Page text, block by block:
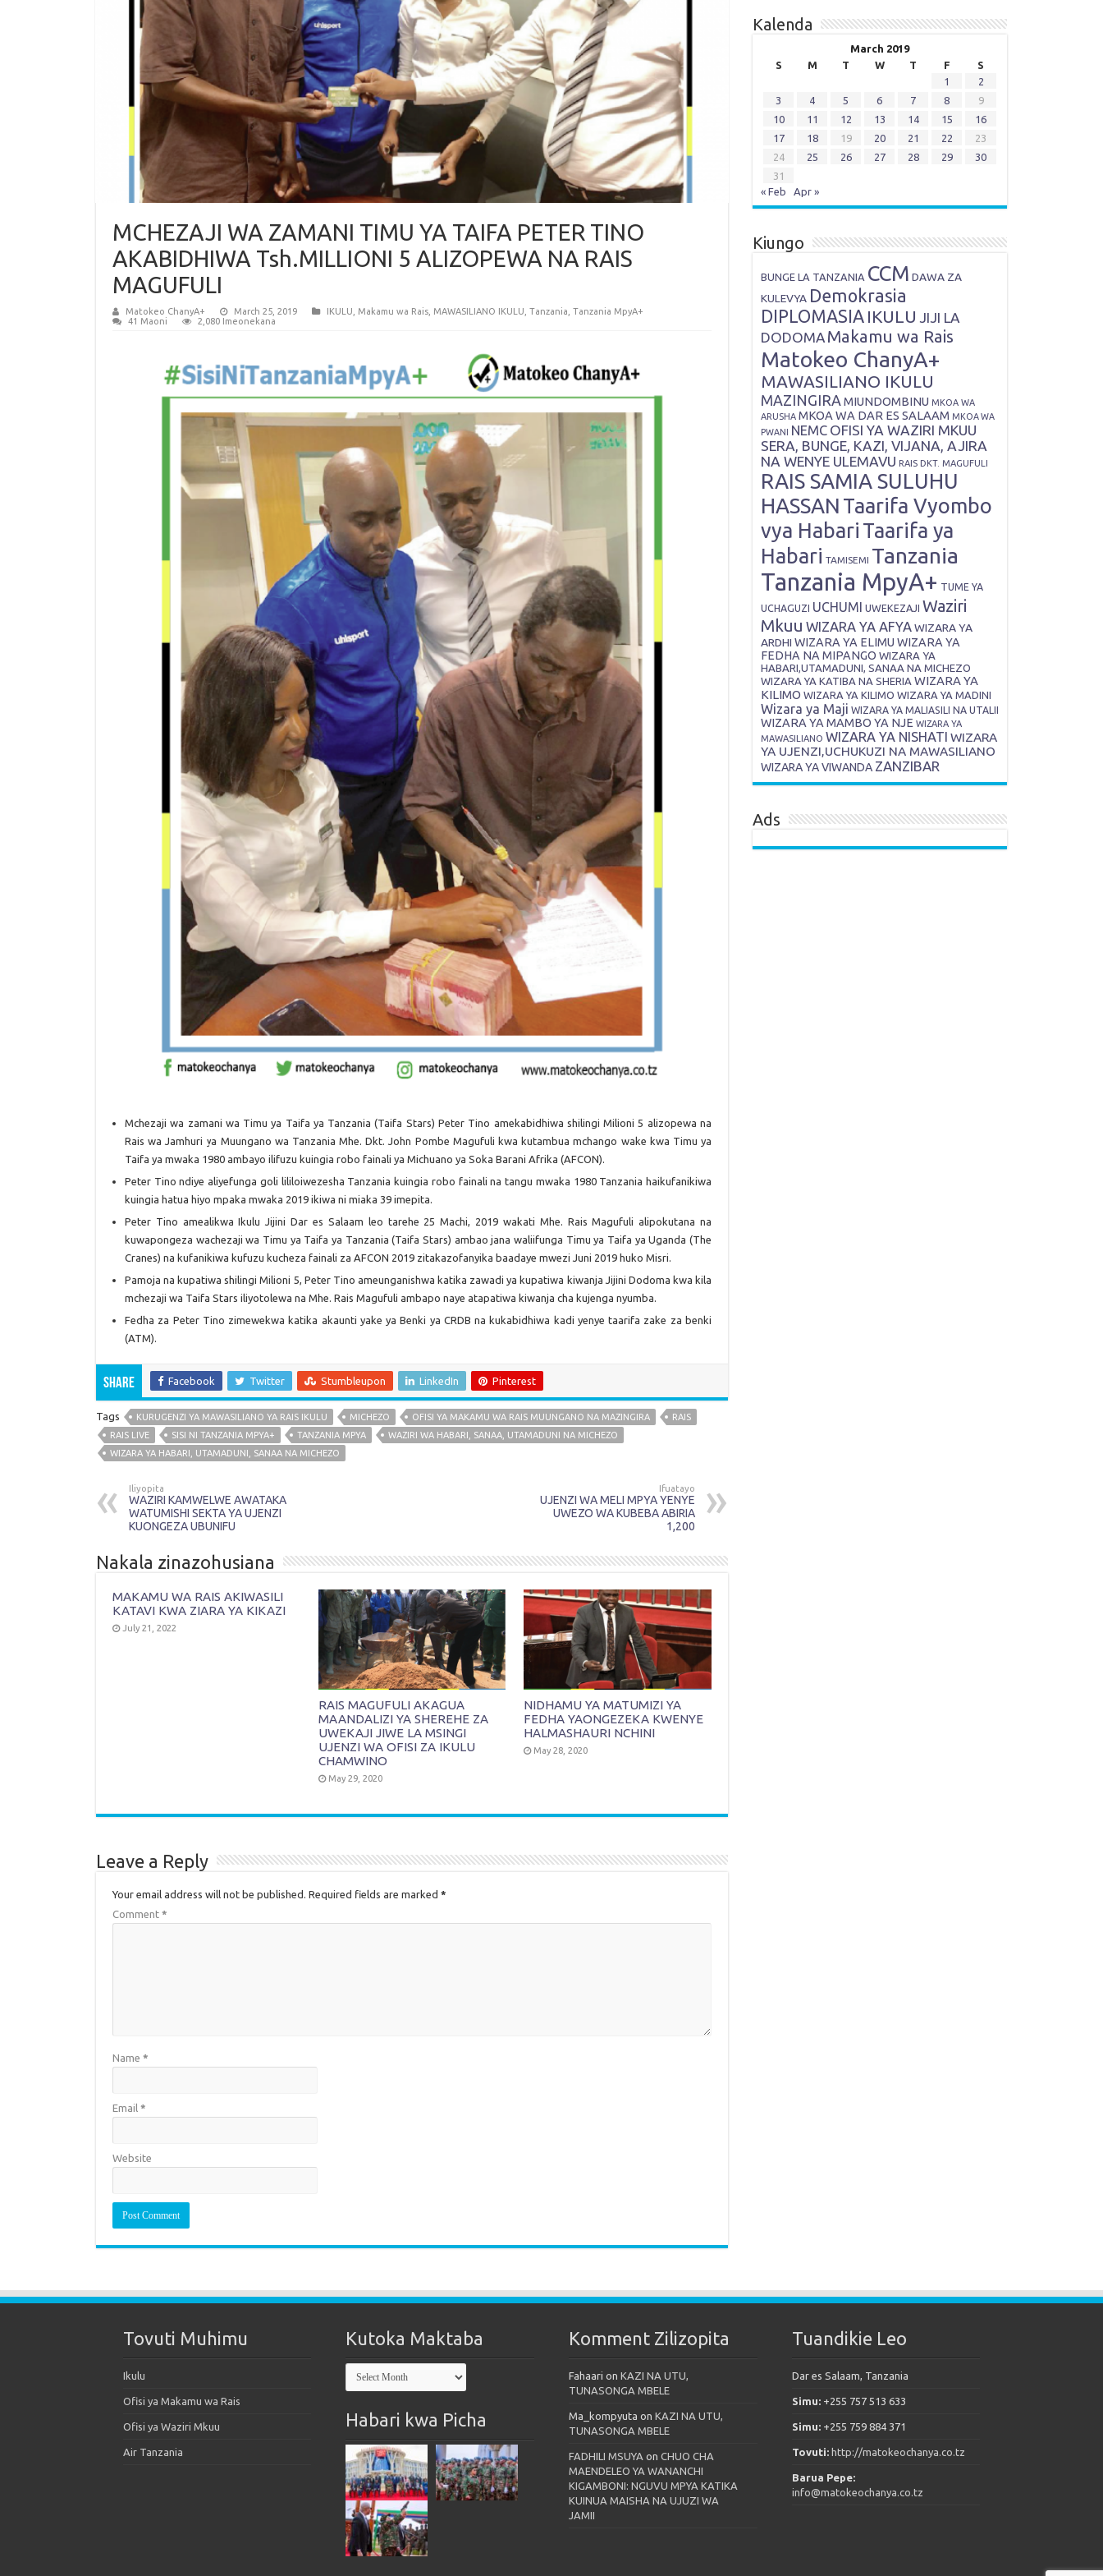
MCHEZAJI WA ZAMANI TIMU YA TAIFA PETER TINO
AKABIDHIWA Tsh.MILLIONI 5 ALIZOPEWA NA RAIS
MAGUFULI
Matokeo ChanyA+ March 25, 2019 IKULU Makamu wa Rais MAWASILIANO IKULU Tanzania Tanzania MpyA+
41 Maoni
2,080 Imeonekana
Mchezaji wa zamani wa Timu ya Taifa ya Tanzania (Taifa Stars) Peter Tino amekabidhiwa shilingi Milioni 5 alizopewa na
Rais wa Jamhuri ya Muungano wa Tanzania Mhe. Dkt. John Pombe Magufuli kwa kutambua mchango wake kwa Timu ya
Taifa ya mwaka 1980 ambayo ilifuzu kuingia robo fainali ya Michuano ya Soka Barani Afrika (AFCON).
Peter Tino ndiye aliyefunga goli lililoiwezesha Tanzania kuingia robo fainali na tangu mwaka 1980 Tanzania haikufanikiwa
kuingia hatua hiyo mpaka mwaka 2019 ikiwa ni miaka 39 imepita.
Peter Tino amealikwa Ikulu Jijini Dar es Salaam leo tarehe 25 Machi, 2019 wakati Mhe. Rais Magufuli alipokutana na
kuwapongeza wachezaji wa Timu ya Taifa ya Tanzania (Taifa Stars) ambao jana waliifunga Timu ya Taifa ya Uganda (The
Cranes) na kufanikiwa kufuzu kucheza fainali za AFCON 2019 zitakazofanyika baadaye mwezi Juni 2019 huko Misri.
Pamoja na kupatiwa shilingi Milioni 5, Peter Tino ameunganishwa katika zawadi ya kupatiwa kiwanja Jijini Dodoma kwa kila
mchezaji wa Taifa Stars iliyotolewa na Mhe. Rais Magufuli ambapo naye atapatiwa kiwanja cha kujenga nyumba.
Fedha za Peter Tino zimewekwa katika akaunti yake ya Benki ya CRDB na kukabidhiwa kadi yenye taarifa zake za benki
(ATM).
Share Facebook Twitter Stumbleupon LinkedIn Pinterest
Tags KURUGENZI YA MAWASILIANO YA RAIS IKULU MICHEZO OFISI YA MAKAMU WA RAIS MUUNGANO NA MAZINGIRA
RAIS
RAIS LIVE
SISI NI TANZANIA MPYA+ TANZANIA MPYA
WAZIRI WA HABARI, SANAA, UTAMADUNI NA MICHEZO
WIZARA YA HABARI, UTAMADUNI, SANAA NA MICHEZO
Iliyopita
WAZIRI KAMWELWE AWATAKA
WATUMISHI SEKTA YA UJENZI
KUONGEZA UBUNIFU
Ifuatayo
UJENZI WA MELI MPYA YENYE
UWEZO WA KUBEBA ABIRIA
1,200
Nakala zinazohusiana
MAKAMU WA RAIS AKIWASILI
KATAVI KWA ZIARA YA KIKAZI
July 21, 2022
RAIS MAGUFULI AKAGUA
MAANDALIZI YA SHEREHE ZA
UWEKAJI JIWE LA MSINGI
UJENZI WA OFISI ZA IKULU
CHAMWINO
May 29, 2020
NIDHAMU YA MATUMIZI YA
FEDHA YAONGEZEKA KWENYE
HALMASHAURI NCHINI
May 28, 2020
Leave a Reply
Your email address will not be published. Required fields are marked *
Comment *
Name *
Email *
Website
Kalenda
March 2019
S
M T W T F
S
1
2
3
4 5 6 7 8
9
10
11 12 13 14 15
16
17
18 19 20 21 22
23
24
25 26 27 28 29
30
31
« Feb
Apr »
Kiungo
BUNGE LA TANZANIA CCM DAWA ZA
KULEVYA Demokrasia
DIPLOMASIA IKULU JIJI LA
DODOMA Makamu wa Rais
Matokeo ChanyA+
MAWASILIANO IKULU
MAZINGIRAMIUNDOMBINU MKOA WA
ARUSHA MKOA WA DAR ES SALAAM MKOA WA
PWANI NEMC OFISI YA WAZIRI MKUU
SERA, BUNGE, KAZI, VIJANA, AJIRA
NA WENYE ULEMAVU RAIS DKT. MAGUFULI
RAIS SAMIA SULUHU
HASSAN Taarifa Vyombo
vya Habari Taarifa ya
Habari TAMISEMI Tanzania
Tanzania MpyA+ TUME YA
UCHAGUZI UCHUMI UWEKEZAJI Waziri
Mkuu WIZARA YA AFYAWIZARA YA
ARDHI WIZARA YA ELIMU WIZARA YA
FEDHA NA MIPANGO WIZARA YA
HABARI,UTAMADUNI, SANAA NA MICHEZO
WIZARA YA KATIBA NA SHERIA WIZARA YA
KILIMO WIZARA YA KILIMO WIZARA YA MADINI
Wizara ya Maji WIZARA YA MALIASILI NA UTALII
WIZARA YA MAMBO YA NJE WIZARA YA
MAWASILIANO WIZARA YA NISHATI WIZARA
YA UJENZI,UCHUKUZI NA MAWASILIANO
WIZARA YA VIWANDA ZANZIBAR
Ads
Tovuti Muhimu
Ikulu
Ofisi ya Makamu wa Rais
Ofisi ya Waziri Mkuu
Air Tanzania
Kutoka Maktaba
Kutoka
Maktaba
Habari kwa Picha
Komment Zilizopita
Fahaari on KAZI NA UTU,
TUNASONGA MBELE
Ma_kompyuta on KAZI NA UTU,
TUNASONGA MBELE
FADHILI MSUYA on CHUO CHA
MAENDELEO YA WANANCHI
KIGAMBONI: NGUVU MPYA KATIKA
KUINUA MAISHA NA UJUZI WA
JAMII
Tuandikie Leo
Dar es Salaam, Tanzania
Simu: +255 757 513 633
Simu: +255 759 884 371
Tovuti: http://matokeochanya.co.tz
Barua Pepe:
info@matokeochanya.co.tz